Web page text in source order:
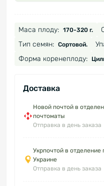
Маса плоду: 170-320 г.
Тип семян: Сортовой.
Форма коренеплоду:
Доставка
Новой почтой в
почтоматы
Отправка в день заказа
Укрпочтой в отделение
Украине
Отправка в день заказа